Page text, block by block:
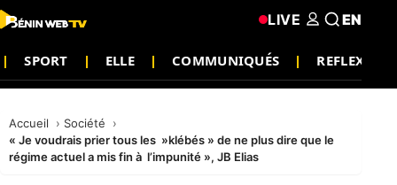
SPORT ELLE COMMUNIQUÉS REFLEXION
LIVE EN
Accueil
Société
« Je voudrais prier tous les »klébés » de ne plus dire que le
régime actuel a mis fin à l’impunité », JB Elias